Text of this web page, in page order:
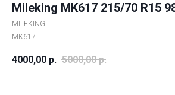
Mileking MK617 215/70 R15
MILEKING
MK617
4000,00 р. 5000,00 р.